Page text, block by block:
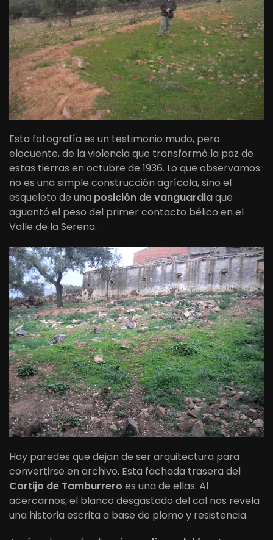
Esta fotografía es un testimonio mudo, pero
elocuente, de la violencia que transformó la paz de
estas tierras en octubre de 1936. Lo que observamos
no es una simple construcción agrícola, sino el
esqueleto de una posición de vanguardiaque
aguantó el peso del primer contacto bélico en el
Valle de la Serena.
Hay paredes que dejan de ser arquitectura para
convertirse en archivo. Esta fachada trasera del
Cortijo de Tamburrero es una de ellas. Al
acercarnos, el blanco desgastado del cal nos revela
una historia escrita a base de plomo y resistencia.